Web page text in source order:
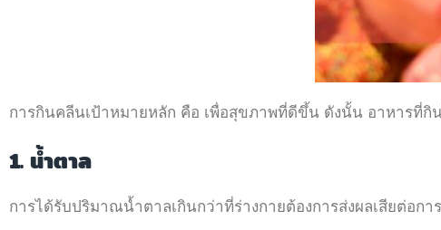
การกินคลีนเป้าหมายหลัก คือ เพื่อสุขภาพที่ดีขึ้น ดังนั้น อาหารที่กิ
1. น้ำตาล
การได้รับปริมาณน้ำตาลเกินกว่าที่ร่างกายต้องการส่งผลเสียต่อก